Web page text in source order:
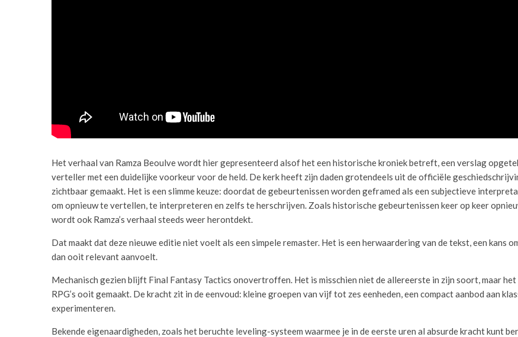
Het verhaal van Ramza Beoulve wordt hier gepresenteerd alsof het een historische kroniek betreft, een verslag
verteller met een duidelijke voorkeur voor de held. De kerk heeft zijn daden grotendeels uit de officiële
zichtbaar gemaakt. Het is een slimme keuze: doordat de gebeurtenissen worden geframed als een subjectieve
om opnieuw te vertellen, te interpreteren en zelfs te herschrijven. Zoals historische gebeurtenissen keer op keer
wordt ook Ramza’s verhaal steeds weer herontdekt.
Dat maakt dat deze nieuwe editie niet voelt als een simpele remaster. Het is een herwaardering van de tekst, een kans
dan ooit relevant aanvoelt.
Mechanisch gezien blijft Final Fantasy Tactics onovertroffen. Het is misschien niet de allereerste in zijn soort, maar
RPG’s ooit gemaakt. De kracht zit in de eenvoud: kleine groepen van vijf tot zes eenheden, een compact aanbod aan
experimenteren.
Bekende eigenaardigheden, zoals het beruchte leveling-systeem waarmee je in de eerste uren al absurde kracht kunt